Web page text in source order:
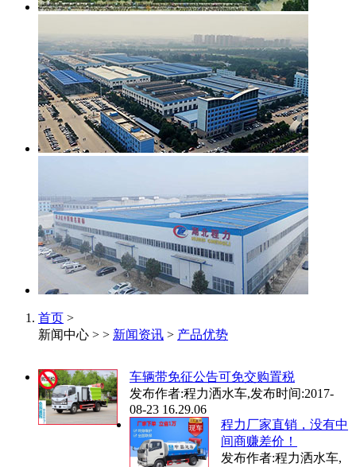
首页 >
新闻中心 > > 新闻资讯 > 产品优势
车辆带免征公告可免交购置税
发布作者:程力洒水车,发布时间:2017-
08-23 16.29.06
程力厂家直销，没有中
间商赚差价！
发布作者:程力洒水车,